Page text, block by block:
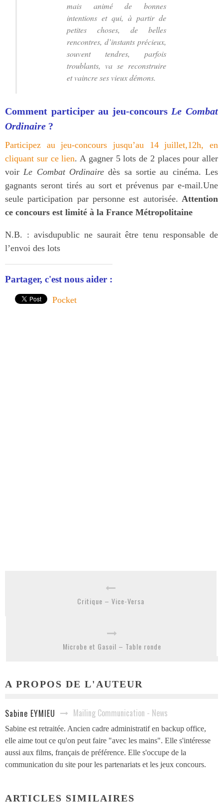
mais animé de bonnes
intentions et qui, à partir de
petites choses, de belles
rencontres, d’instants précieux,
souvent tendres, parfois
troublants, va se reconstruire
et vaincre ses vieux démons.
Comment participer au jeu-concours Le Combat
Ordinaire ?
Participez au jeu-concours jusqu’au 14 juillet,12h, en
cliquant sur ce lien. A gagner 5 lots de 2 places pour aller
voirLe Combat Ordinaire dès sa sortie au cinéma. Les
gagnants seront tirés au sort et prévenus par e-mail.Une
seule participation par personne est autorisée. Attention
ce concours est limité à la France Métropolitaine
N.B. : avisdupublic ne saurait être tenu responsable de
l’envoi des lots
Partager, c'est nous aider :
Pocket
Critique – Vice-Versa
Microbe et Gasoil – Table ronde
A PROPOS DE L'AUTEUR
Sabine EYMIEU Mailing Communication - News
Sabine est retraitée. Ancien cadre administratif en backup office,
elle aime tout ce qu'on peut faire "avec les mains". Elle s'intéresse
aussi aux films, français de préférence. Elle s'occupe de la
communication du site pour les partenariats et les jeux concours.
ARTICLES SIMILAIRES